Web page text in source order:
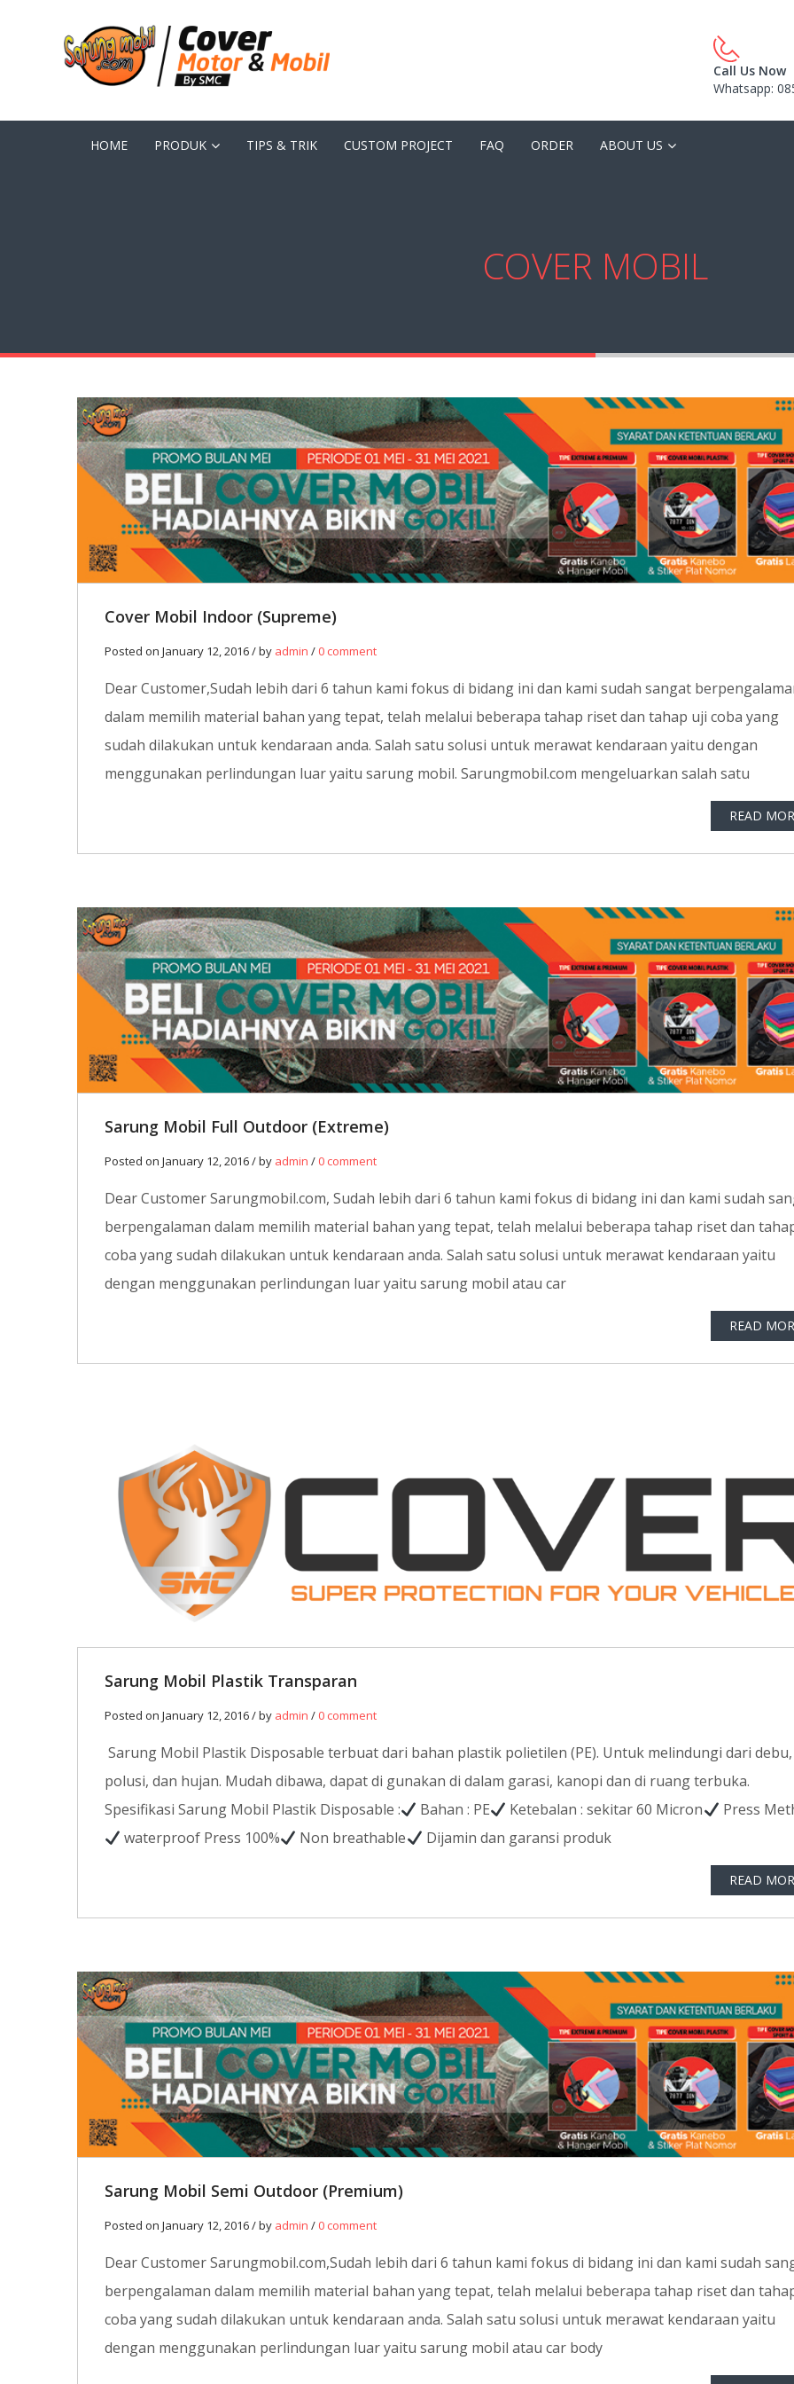
Call Us Now
Whatsapp:
HOME PRODUK TIPS & TRIK CUSTOM PROJECT FAQ ORDER ABOUT US
COVER MOBIL
Cover Mobil Indoor (Supreme)
Posted on January 12, 2016 / by admin / 0 comment
Dear Customer,Sudah lebih dari 6 tahun kami fokus di bidang ini dan kami sudah sangat
dalam memilih material bahan yang tepat, telah melalui beberapa tahap riset dan tahap uji coba yang
sudah dilakukan untuk kendaraan anda. Salah satu solusi untuk merawat kendaraan yaitu dengan
menggunakan perlindungan luar yaitu sarung mobil. Sarungmobil.com mengeluarkan salah satu
READ
Sarung Mobil Full Outdoor (Extreme)
Posted on January 12, 2016 / by admin / 0 comment
Dear Customer Sarungmobil.com, Sudah lebih dari 6 tahun kami fokus di bidang ini dan kami sudah
berpengalaman dalam memilih material bahan yang tepat, telah melalui beberapa tahap riset dan
coba yang sudah dilakukan untuk kendaraan anda. Salah satu solusi untuk merawat kendaraan yaitu
dengan menggunakan perlindungan luar yaitu sarung mobil atau car
READ
Sarung Mobil Plastik Transparan
Posted on January 12, 2016 / by admin / 0 comment
Sarung Mobil Plastik Disposable terbuat dari bahan plastik polietilen (PE). Untuk melindungi dari debu,
polusi, dan hujan. Mudah dibawa, dapat di gunakan di dalam garasi, kanopi dan di ruang terbuka.
Spesifikasi Sarung Mobil Plastik Disposable :
Bahan : PE Ketebalan : sekitar 60 Micron
Press
waterproof Press 100%
Non breathable Dijamin dan garansi produk
READ
Sarung Mobil Semi Outdoor (Premium)
Posted on January 12, 2016 / by admin / 0 comment
Dear Customer Sarungmobil.com,Sudah lebih dari 6 tahun kami fokus di bidang ini dan kami sudah
berpengalaman dalam memilih material bahan yang tepat, telah melalui beberapa tahap riset dan
coba yang sudah dilakukan untuk kendaraan anda. Salah satu solusi untuk merawat kendaraan yaitu
dengan menggunakan perlindungan luar yaitu sarung mobil atau car body